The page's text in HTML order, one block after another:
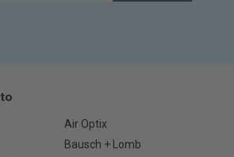
Air Optix
Bausch + Lomb